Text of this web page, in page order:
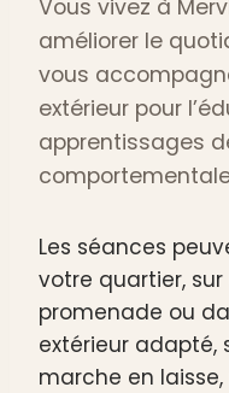
Vous vivez à
améliorer le
vous
extérieur pour
apprentissages
Les séances
votre quartier,
promenade ou
extérieur adapté,
marche en